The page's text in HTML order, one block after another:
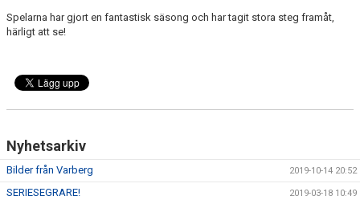
Spelarna har gjort en fantastisk säsong och har tagit stora steg framåt,
härligt att se!
Nyhetsarkiv
Bilder från Varberg 2019-10-14 20:52
SERIESEGRARE! 2019-03-18 10:49